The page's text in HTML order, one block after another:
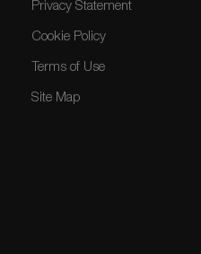
Privacy Statement
Cookie Policy
Terms of Use
Site Map